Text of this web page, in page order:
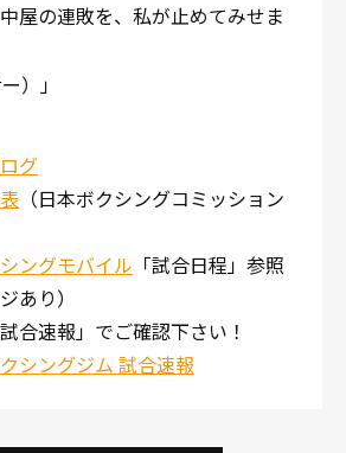
屋の連敗を、私が止めてみせま
）」
グ
（日本ボクシングコミッション
ングモバイル 「試合日程」参照
あり）
合速報」でご確認下さい！
シングジム 試合速報